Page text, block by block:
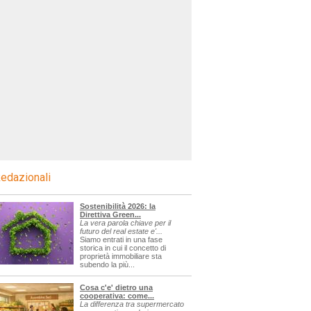
Sostenibilità 2026: la
Direttiva Green...
La vera parola chiave per il
futuro del real estate e'...
Siamo entrati in una fase
storica in cui il concetto di
proprietà immobiliare sta
subendo la più...
Cosa c'e' dietro una
cooperativa: come...
La differenza tra supermercato